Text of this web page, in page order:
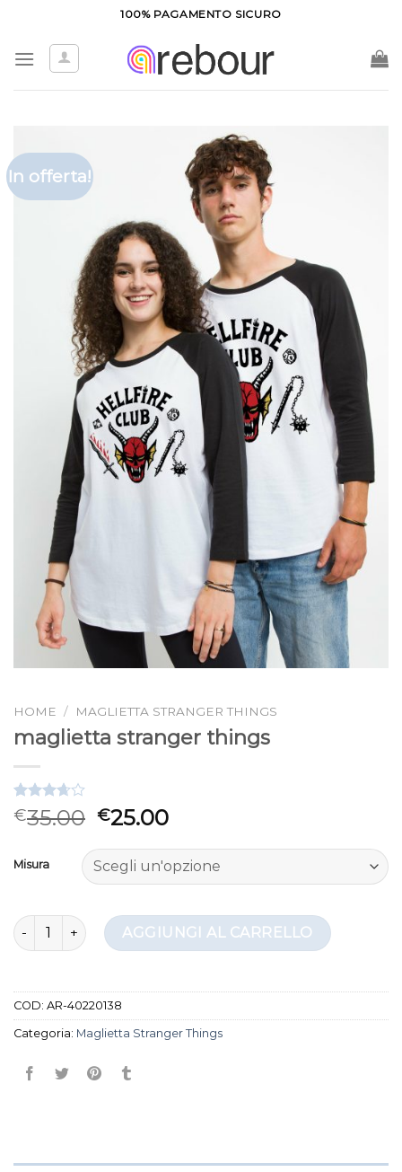
contenuti
100% PAGAMENTO SICURO
In offerta!
HOME / MAGLIETTA STRANGER THINGS
maglietta stranger things
Valutato
3.67su
3
recensioni
€35.00 €25.00
Misura
maglietta stranger things quantità
AGGIUNGI AL CARRELLO
COD: AR-40220138
Categoria: Maglietta Stranger Things